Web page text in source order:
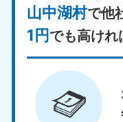
山中湖村で他
1円でも高けれ